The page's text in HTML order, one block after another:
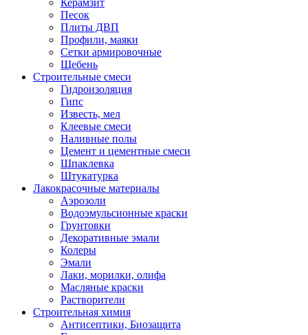
Керамзит
Песок
Плиты ДВП
Профили, маяки
Сетки армировочные
Щебень
Строительные смеси
Гидроизоляция
Гипс
Известь, мел
Клеевые смеси
Наливные полы
Цемент и цементные смеси
Шпаклевка
Штукатурка
Лакокрасочные материалы
Аэрозоли
Водоэмульсионные краски
Грунтовки
Декоративные эмали
Колеры
Эмали
Лаки, морилки, олифа
Масляные краски
Растворители
Строительная химия
Антисептики, Биозащита